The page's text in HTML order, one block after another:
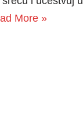
More »